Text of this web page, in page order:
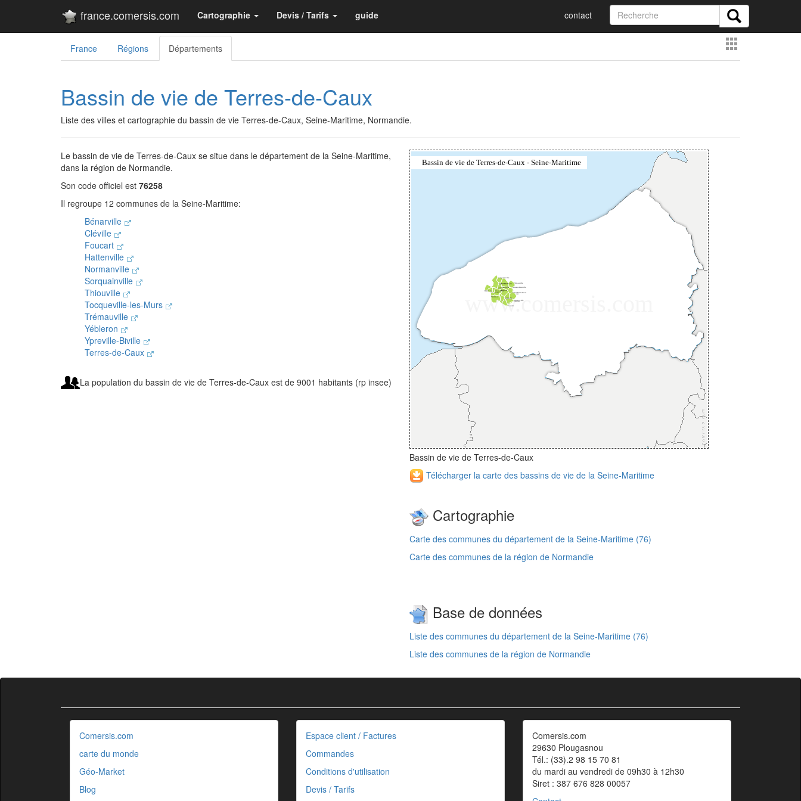
france.comersis.com Cartographie Devis / Tarifs guide contact
France Régions Départements
Bassin de vie de Terres-de-Caux
Liste des villes et cartographie du bassin de vie Terres-de-Caux, Seine-Maritime, Normandie.
Le bassin de vie de Terres-de-Caux se situe dans le département de la Seine-Maritime,
dans la région de Normandie.
Son code officiel est 76258
Il regroupe 12 communes de la Seine-Maritime:
Bénarville
Cléville
Foucart
Hattenville
Normanville
Sorquainville
Thiouville
Tocqueville-les-Murs
Trémauville
Yébleron
Ypreville-Biville
Terres-de-Caux
La population du bassin de vie de Terres-de-Caux est de 9001 habitants (rp insee)
Bassin de vie de Terres-de-Caux
Télécharger la carte des bassins de vie de la Seine-Maritime
Cartographie
Carte des communes du département de la Seine-Maritime (76)
Carte des communes de la région de Normandie
Base de données
Liste des communes du département de la Seine-Maritime (76)
Liste des communes de la région de Normandie
Comersis.com
carte du monde
Géo-Market
Blog
Espace client / Factures
Commandes
Conditions d'utilisation
Devis / Tarifs
Comersis.com
29630 Plougasnou
Tél.: (33).2 98 15 70 81
du mardi au vendredi de 09h30 à 12h30
Siret : 387 676 828 00057